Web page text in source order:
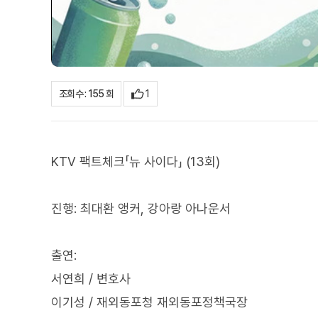
조회수 : 155 회 1
KTV 팩트체크「뉴 사이다」 (13회)
진행: 최대환 앵커, 강아랑 아나운서
출연:
서연희 / 변호사
이기성 / 재외동포청 재외동포정책국장